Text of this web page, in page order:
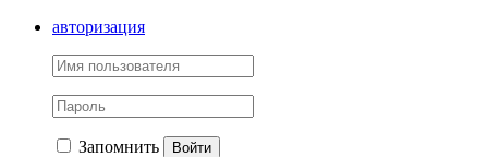
авторизация
Запомнить Войти